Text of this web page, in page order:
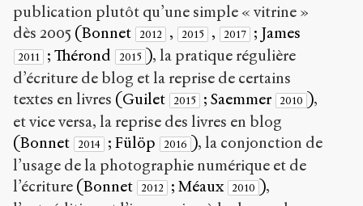
publication plutôt qu’une simple « vitrine »
dès 2005 (Bonnet 2012 , 2015 , 2017 ; James
2011 ; Thérond 2015 ), la pratique régulière
d’écriture de blog et la reprise de certains
textes en livres (Guilet 2015 ; Saemmer 2010 ),
et vice versa, la reprise des livres en blog
(Bonnet 2014 ; Fülöp 2016 ), la conjonction de
l’usage de la photographie numérique et de
l’écriture (Bonnet 2012 ; Méaux 2010 ),